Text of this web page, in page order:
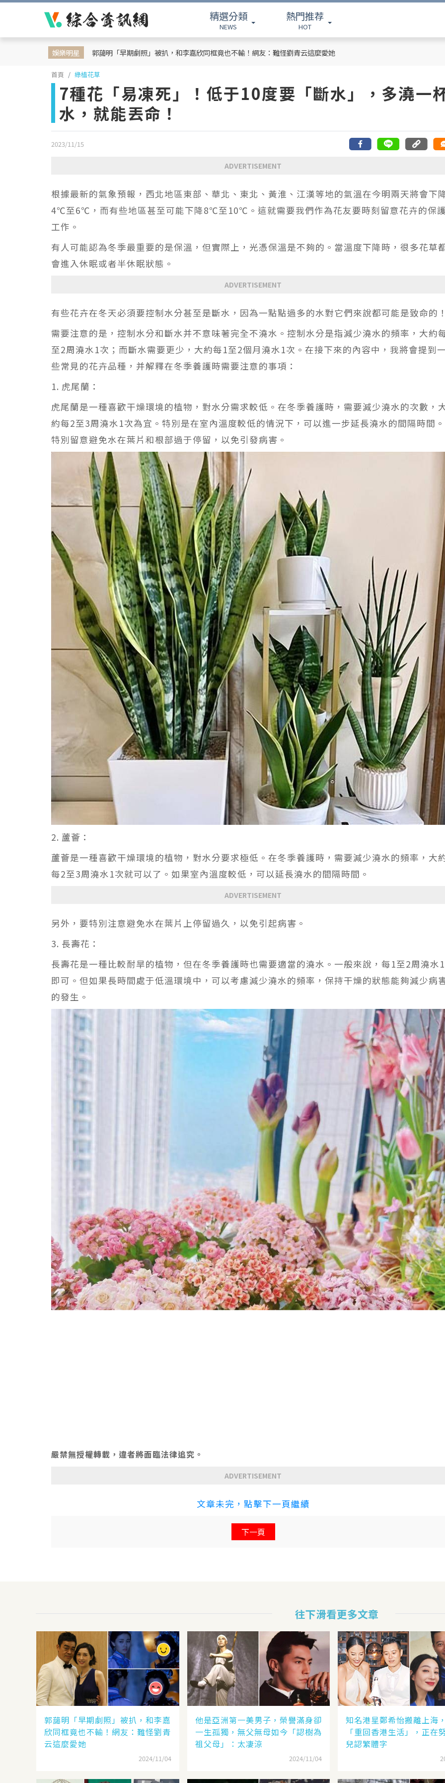
精選分類
NEWS
熱門推荐
HOT
娛樂明星 郭藹明「早期劇照」被扒，和李嘉欣同框竟也不輸！網友：難怪劉青云這麼愛她
首頁 綠植花草
7種花「易凍死」！低于10度要「斷水」，多澆一
水，就能丟命！
2023/11/15
ADVERTISEMENT
根據最新的氣象預報，西北地區東部、華北、東北、黃淮、江漢等地的氣溫在今明兩天將會下
4℃至6℃，而有些地區甚至可能下降8℃至10℃。這就需要我們作為花友要時刻留意花卉的保
工作。
有人可能認為冬季最重要的是保溫，但實際上，光憑保溫是不夠的。當溫度下降時，很多花草
會進入休眠或者半休眠狀態。
ADVERTISEMENT
有些花卉在冬天必須要控制水分甚至是斷水，因為一點點過多的水對它們來說都可能是致命的
需要注意的是，控制水分和斷水并不意味著完全不澆水。控制水分是指減少澆水的頻率，大約
至2周澆水1次；而斷水需要更少，大約每1至2個月澆水1次。在接下來的內容中，我將會提到
些常見的花卉品種，并解釋在冬季養護時需要注意的事項：
1. 虎尾蘭：
虎尾蘭是一種喜歡干燥環境的植物，對水分需求較低。在冬季養護時，需要減少澆水的次數，
約每2至3周澆水1次為宜。特別是在室內溫度較低的情況下，可以進一步延長澆水的間隔時間
特別留意避免水在葉片和根部過于停留，以免引發病害。
2. 蘆薈：
蘆薈是一種喜歡干燥環境的植物，對水分要求極低。在冬季養護時，需要減少澆水的頻率，大
每2至3周澆水1次就可以了。如果室內溫度較低，可以延長澆水的間隔時間。
ADVERTISEMENT
另外，要特別注意避免水在葉片上停留過久，以免引起病害。
3. 長壽花：
長壽花是一種比較耐旱的植物，但在冬季養護時也需要適當的澆水。一般來說，每1至2周澆水
即可。但如果長時間處于低溫環境中，可以考慮減少澆水的頻率，保持干燥的狀態能夠減少病
的發生。
嚴禁無授權轉載，違者將面臨法律追究。
ADVERTISEMENT
文章未完，點擊下一頁繼續
下一頁
往下滑看更多文章
郭藹明「早期劇照」被扒，和李嘉
欣同框竟也不輸！網友：難怪劉青
云這麼愛她
2024/11/04
他是亞洲第一美男子，榮譽滿身卻
一生孤獨，無父無母如今「認樹為
祖父母」：太凄涼
2024/11/04
知名港星鄭希怡搬離上海
「重回香港生活」，正在
兒認繁體字